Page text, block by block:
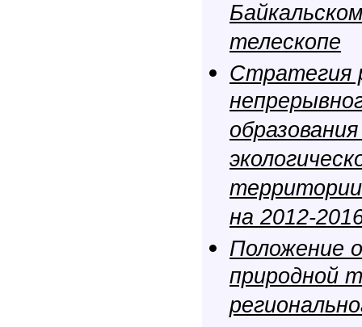
телескопе
Стратегия
на 2012-
Положение
природной